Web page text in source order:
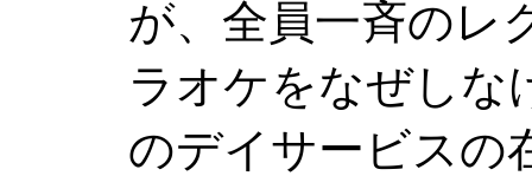
が、全員一斉のレ
ラオケをなぜしな
のデイサービスの